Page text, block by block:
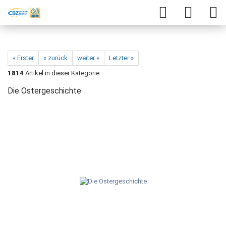
« Erster « zurück weiter »
Letzter »
1814 Artikel in dieser Kategorie
Die Ostergeschichte